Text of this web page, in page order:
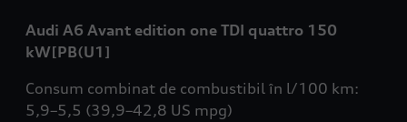
Audi A6 Avant edition one TDI quattro 150
kW[PB(U1]
Consum combinat de combustibil în l/100 km:
5,9–5,5 (39,9–42,8 US mpg)